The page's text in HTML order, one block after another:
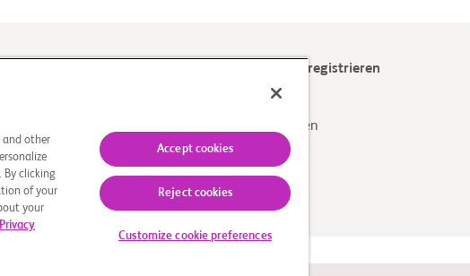
Bitte wählen Sie ein Prüfzentrum, um sich zu registrieren
Prüfzentrumsstandort
aus
2
Registrieren
and other
By clicking
of your
your
Privacy
Accept cookies
Reject cookies
Customize cookie preferences